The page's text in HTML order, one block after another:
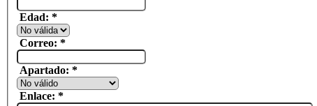
Edad: *
Correo: *
Apartado: *
Enlace: *